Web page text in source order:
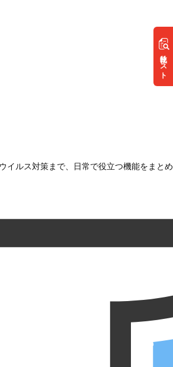
リスト
イルス対策まで、日常で役立つ機能をまと